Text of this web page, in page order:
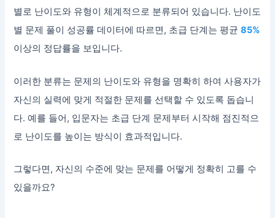
별로 난이도와 유형이 체계적으로 분류되어 있습니다. 난이도
별 문제 풀이 성공률 데이터에 따르면, 초급 단계는 평균85%
이상의 정답률을 보입니다.
이러한 분류는 문제의 난이도와 유형을 명확히 하여 사용자가
자신의 실력에 맞게 적절한 문제를 선택할 수 있도록 돕습니
다. 예를 들어, 입문자는 초급 단계 문제부터 시작해 점진적으
로 난이도를 높이는 방식이 효과적입니다.
그렇다면, 자신의 수준에 맞는 문제를 어떻게 정확히 고를 수
있을까요?